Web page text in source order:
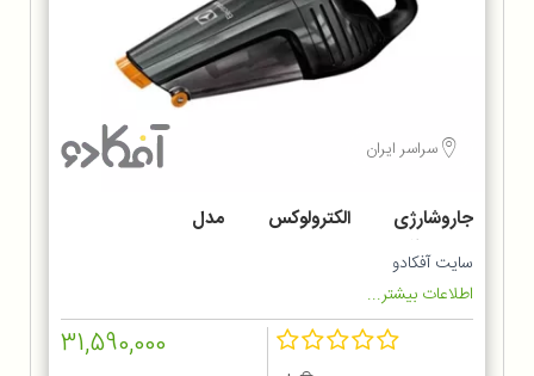
سراسر ایران
جاروشارژی الکترولوکس مدل
ZB6214IGM
سایت آفکادو
اطلاعات بیشتر...
31,590,000